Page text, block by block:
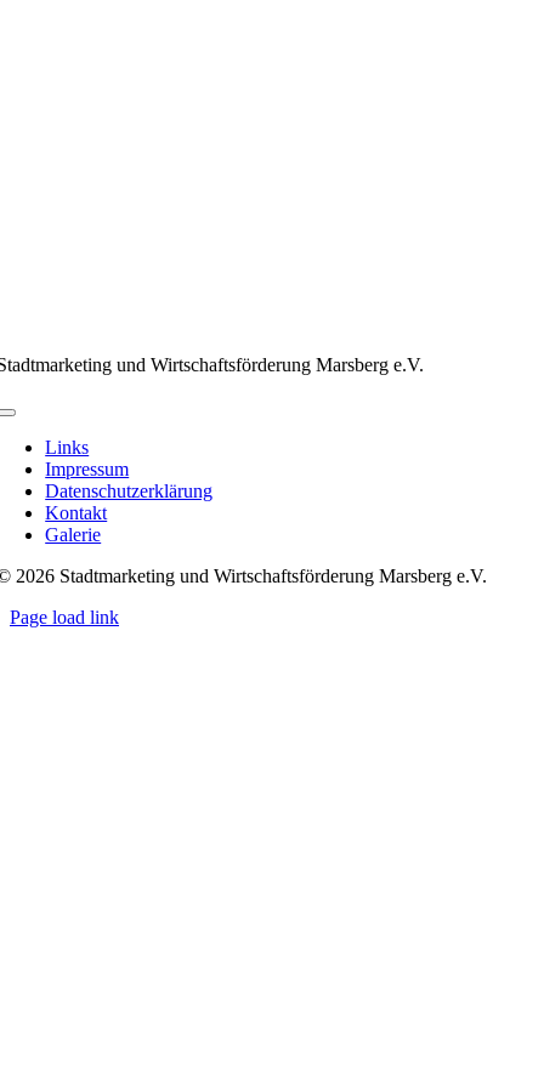
und Wirtschaftsförderung Marsberg e.V.
Toggle
Navigation
Links
Impressum
Datenschutzerklärung
Kontakt
Galerie
2026 Stadtmarketing und Wirtschaftsförderung Marsberg e.V.
Page load link